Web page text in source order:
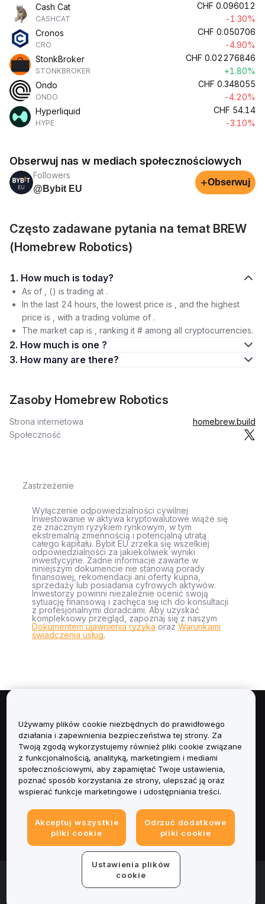
Cash Cat
CASHCAT
CHF 0.096012
-1.30%
Cronos
CRO
CHF 0.050706
-4.90%
StonkBroker
STONKBROKER
CHF 0.02276846
+1.80%
Ondo
ONDO
CHF 0.348055
-4.20%
Hyperliquid
HYPE
CHF 54.14
-3.10%
Obserwuj nas w mediach społecznościowych
Followers
@Bybit EU
+Obserwuj
Często zadawane pytania na temat BREW
(Homebrew Robotics)
1. How much is today?
As of , () is trading at .
In the last 24 hours, the lowest price is , and the highest
price is , with a trading volume of .
The market cap is , ranking it # among all cryptocurrencies.
2. How much is one ?
3. How many are there?
Zasoby Homebrew Robotics
Strona internetowa
homebrew.build
Społeczność
Zastrzeżenie
Wyłączenie odpowiedzialności cywilnej
Inwestowanie w aktywa kryptowalutowe wiąże się
ze znacznym ryzykiem rynkowym, w tym
ekstremalną zmiennością i potencjalną utratą
całego kapitału. Bybit EU zrzeka się wszelkiej
odpowiedzialności za jakiekolwiek wyniki
inwestycyjne. Żadne informacje zawarte w
niniejszym dokumencie nie stanowią porady
finansowej, rekomendacji ani oferty kupna,
sprzedaży lub posiadania cyfrowych aktywów.
Inwestorzy powinni niezależnie ocenić swoją
sytuację finansową i zachęca się ich do konsultacji
z profesjonalnymi doradcami. Aby uzyskać
kompleksowy przegląd, zapoznaj się z naszym
Dokumentem ujawnienia ryzyka orazWarunkami
świadczenia usług.
Informacje
Usługi
Obsługa Klienta
Informacje prawne
© 2025-2026 Bybit.eu. All rights reserved.
Używamy plików cookie niezbędnych do prawidłowego
działania i zapewnienia bezpieczeństwa tej strony. Za
Twoją zgodą wykorzystujemy również pliki cookie związane
z funkcjonalnością, analityką, marketingiem i mediami
społecznościowymi, aby zapamiętać Twoje ustawienia,
poznać sposób korzystania ze strony, ulepszać ją oraz
wspierać funkcje marketingowe i udostępniania treści.
Akceptuj wszystkie
pliki cookie
Odrzuć dodatkowe
pliki cookie
Ustawienia plików
cookie